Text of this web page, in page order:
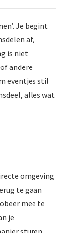
Je begint
af,
is niet
andere
eventjes stil
alles wat
omgeving
te gaan
mee te
je
sturen.